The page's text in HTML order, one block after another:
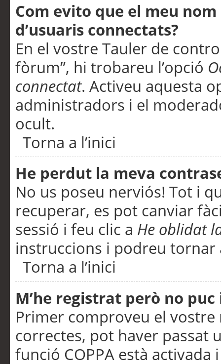
Com evito que el meu
d’usuaris connectats?
En el vostre Tauler de
fòrum”, hi trobareu l’opció
connectat. Activeu aquesta
administradors i el
ocult.
Torna a l’inici
He perdut la meva
No us poseu nerviós! Tot i
recuperar, es pot canviar
sessió i feu clic a He oblidat
instruccions i podreu tornar
Torna a l’inici
M’he registrat però no
Primer comproveu el vostre
correctes, pot haver passat
funció COPPA està